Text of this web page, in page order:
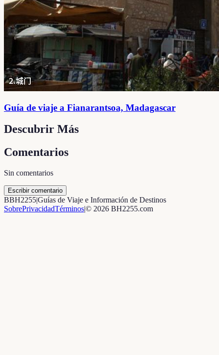
Guía de viaje a Fianarantsoa, ​​Madagascar
Descubrir Más
Comentarios
Sin comentarios
Escribir comentario
BBH2255|Guías de Viaje e Información de Destinos
SobrePrivacidadTérminos|© 2026 BH2255.com